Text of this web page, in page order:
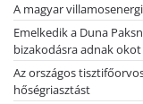
A magyar
Emelkedik a Duna
bizakodásra adnak okot
Az országos
hőségriasztást